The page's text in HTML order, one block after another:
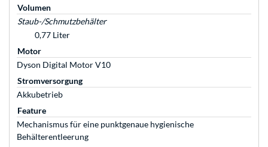
Volumen
Staub-/Schmutzbehälter
0,77 Liter
Motor
Dyson Digital Motor V10
Stromversorgung
Akkubetrieb
Feature
Mechanismus für eine punktgenaue hygienische
Behälterentleerung